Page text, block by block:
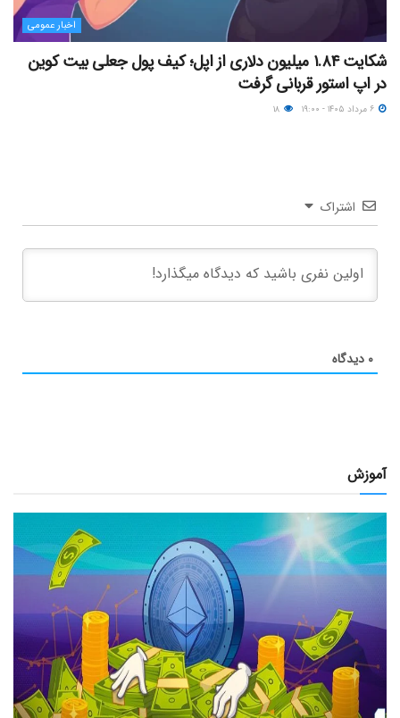
اخبار عمومی
شکایت ۱.۸۴ میلیون دلاری از اپل؛ کیف پول جعلی بیت کوین
در اپ استور قربانی گرفت
اشتراک
۰ دیدگاه
آموزش